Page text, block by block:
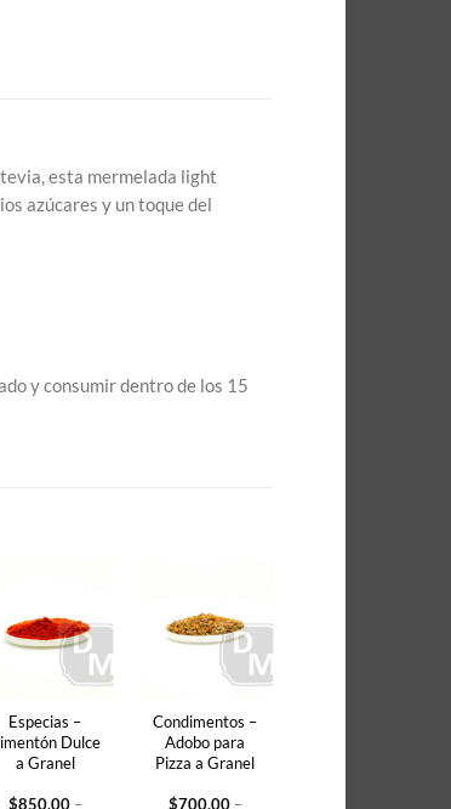
esta mermelada light
azúcares y un toque del
y consumir dentro de los 15
Especias –
Dulce
a Granel
$850,00 –
Condimentos –
Adobo para
Pizza a Granel
$700,00 –